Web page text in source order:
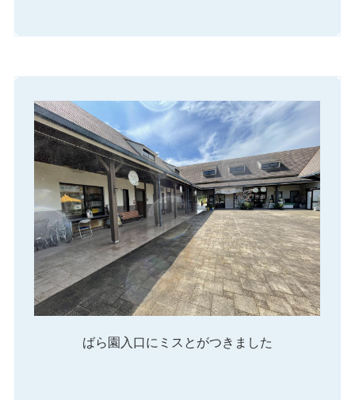
ばら園入口にミスとがつきました